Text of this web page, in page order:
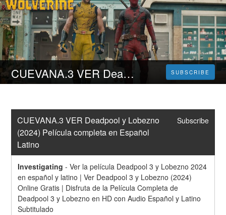
CUEVANA.3 VER Deadpool y Lobezno (2024) Película completa en Español Latino SUBSCRIBE
CUEVANA.3 VER Deadpool y Lobezno
(2024) Película completa en Español
Latino
Subscribe
Investigating -Ver la película Deadpool 3 y Lobezno 2024
en español y latino | Ver Deadpool 3 y Lobezno (2024)
Online Gratis | Disfruta de la Película Completa de
Deadpool 3 y Lobezno en HD con Audio Español y Latino
Subtitulado